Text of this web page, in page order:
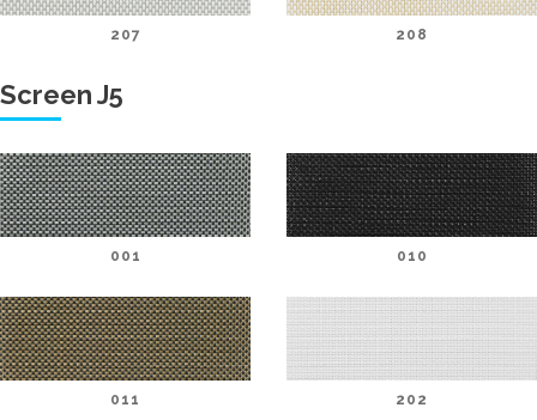
207 208
Screen J5
001 010
011 202